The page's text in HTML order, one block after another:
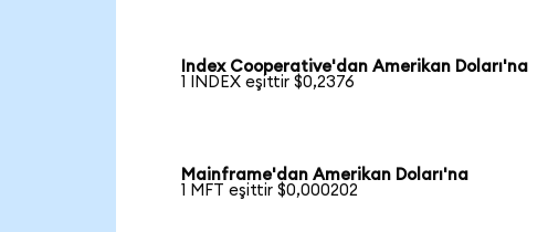
Index Cooperative'dan Amerikan Doları'na
1 INDEX eşittir $0,2376
Mainframe'dan Amerikan Doları'na
1 MFT eşittir $0,000202